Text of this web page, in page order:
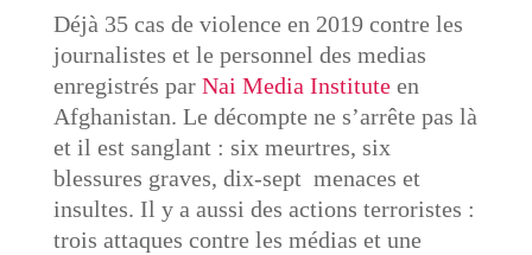
Déjà 35 cas de violence en 2019 contre les
journalistes et le personnel des medias
enregistrés par Nai Media Instituteen
Afghanistan. Le décompte ne s’arrête pas là
et il est sanglant : six meurtres, six
blessures graves, dix-sept menaces et
insultes. Il y a aussi des actions terroristes :
trois attaques contre les médias et une